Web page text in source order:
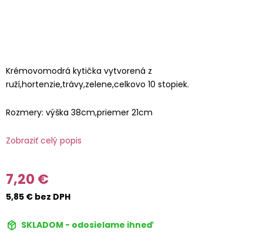
Krémovomodrá kytička vytvorená z
ruží,hortenzie,trávy,zelene,celkovo 10 stopiek.
Rozmery: výška 38cm,priemer 21cm
Zobraziť celý popis
7,20 €
5,85 € bez DPH
SKLADOM - odosielame ihneď